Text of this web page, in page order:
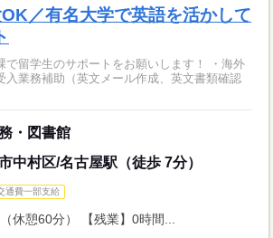
／有名大学で英語を活かして
学生のサポートをお願いします！ ・海外
入業務補助（英文メール作成、英文書類確認
・図書館
中村区/名古屋駅（徒歩 7分）
通費一部支給
休憩60分） 【残業】0時間...